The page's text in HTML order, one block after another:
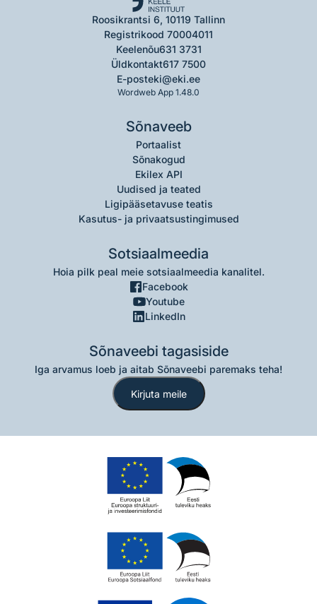
Roosikrantsi 6, 10119 Tallinn
Registrikood 70004011
Keelenõu631 3731
Üldkontakt617 7500
E-posteki@eki.ee
Wordweb App 1.48.0
Sõnaveeb
Portaalist
Sõnakogud
Ekilex API
Uudised ja teated
Ligipääsetavuse teatis
Kasutus- ja privaatsustingimused
Sotsiaalmeedia
Hoia pilk peal meie sotsiaalmeedia kanalitel.
Facebook
Youtube
LinkedIn
Sõnaveebi tagasiside
Iga arvamus loeb ja aitab Sõnaveebi paremaks teha!
Kirjuta meile